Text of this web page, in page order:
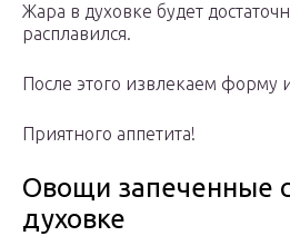
Жара в духовке будет
расплавился.
После этого извлекаем форму
Приятного аппетита!
Овощи запеченные
духовке